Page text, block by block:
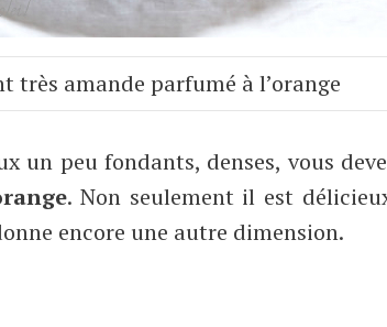
très amande parfumé à l’orange
un peu fondants, denses, vous
. Non seulement il est
encore une autre dimension.